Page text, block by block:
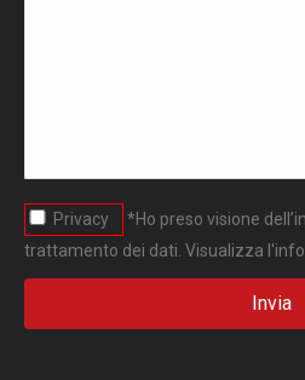
Privacy
*Ho preso visione
trattamento dei dati. Visualizza